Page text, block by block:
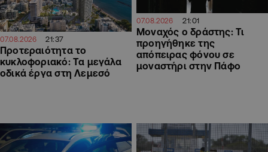
07.08.2026 21:37
Προτεραιότητα το
κυκλοφοριακό: Τα μεγάλα
οδικά έργα στη Λεμεσό
07.08.2026 21:01
Μοναχός ο δράστης: Τι
προηγήθηκε της
απόπειρας φόνου σε
μοναστήρι στην Πάφο